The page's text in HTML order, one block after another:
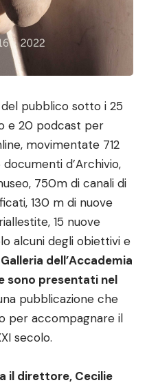
del pubblico sotto i 25
e 20 podcast per
movimentate 712
d’Archivio,
750m di canali di
130 m di nuove
15 nuove
alcuni degli obiettivi e
Galleria dell’Accademia
sono presentati nel
pubblicazione che
per accompagnare il
secolo.
il direttore, Cecilie